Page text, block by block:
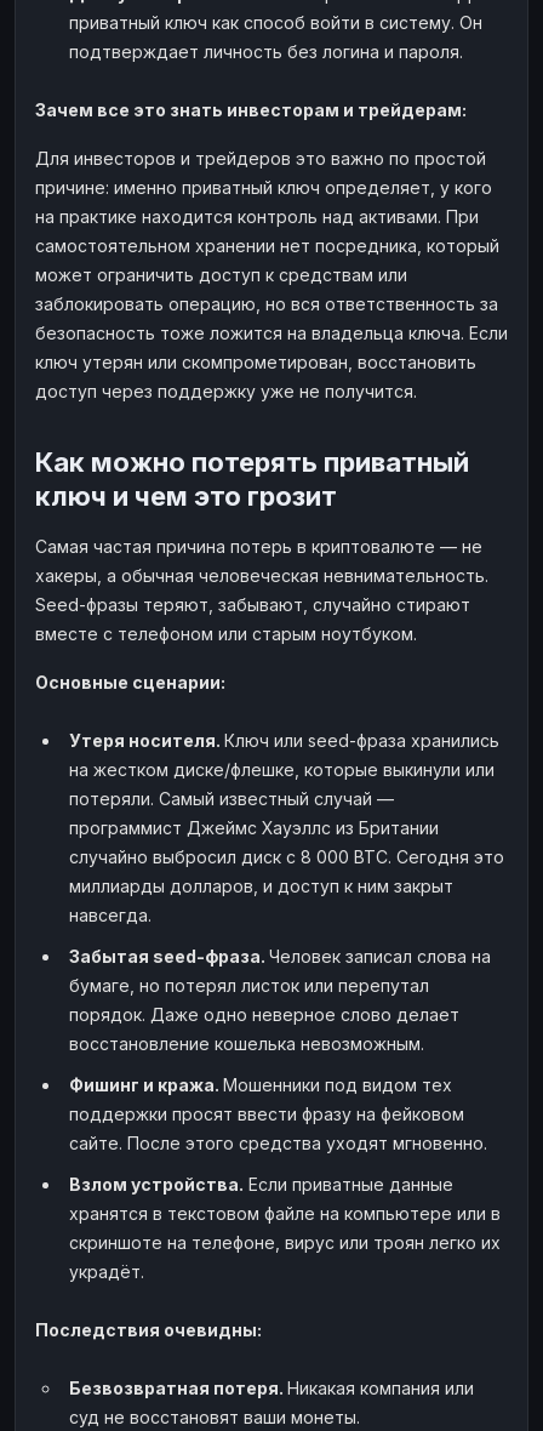
приватный ключ как способ войти в систему. Он
подтверждает личность без логина и пароля.
Зачем все это знать инвесторам и трейдерам:
Для инвесторов и трейдеров это важно по простой
причине: именно приватный ключ определяет, у кого
на практике находится контроль над активами. При
самостоятельном хранении нет посредника, который
может ограничить доступ к средствам или
заблокировать операцию, но вся ответственность за
безопасность тоже ложится на владельца ключа. Если
ключ утерян или скомпрометирован, восстановить
доступ через поддержку уже не получится.
Как можно потерять приватный
ключ и чем это грозит
Самая частая причина потерь в криптовалюте — не
хакеры, а обычная человеческая невнимательность.
Seed-фразы теряют, забывают, случайно стирают
вместе с телефоном или старым ноутбуком.
Основные сценарии:
Утеря носителя. Ключ или seed-фраза хранились
на жестком диске/флешке, которые выкинули или
потеряли. Самый известный случай —
программист Джеймс Хауэллс из Британии
случайно выбросил диск с 8 000 BTC. Сегодня это
миллиарды долларов, и доступ к ним закрыт
навсегда.
Забытая seed-фраза. Человек записал слова на
бумаге, но потерял листок или перепутал
порядок. Даже одно неверное слово делает
восстановление кошелька невозможным.
Фишинг и кража. Мошенники под видом тех
поддержки просят ввести фразу на фейковом
сайте. После этого средства уходят мгновенно.
Взлом устройства. Если приватные данные
хранятся в текстовом файле на компьютере или в
скриншоте на телефоне, вирус или троян легко их
украдёт.
Последствия очевидны:
Безвозвратная потеря. Никакая компания или
суд не восстановят ваши монеты.